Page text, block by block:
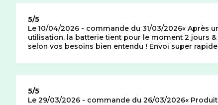
Note de
5/5
Le 10/04/2026 - commande du 31/03/2026
Après
utilisation, la batterie tient pour le moment 2 jours
selon vos besoins bien entendu ! Envoi super
Note de
5/5
Le 29/03/2026 - commande du 26/03/2026